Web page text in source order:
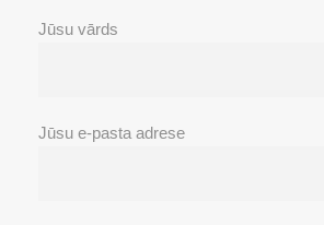
Jūsu vārds
Jūsu e-pasta adrese